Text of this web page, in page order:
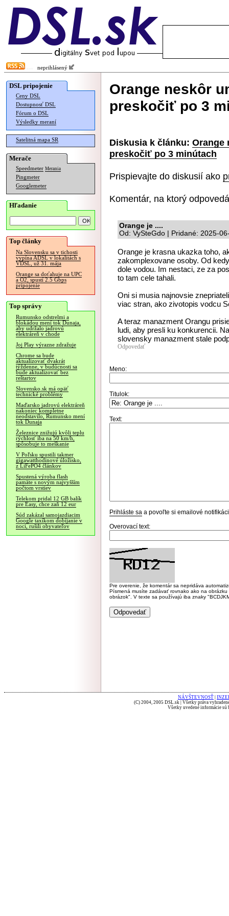
neprihlásený
DSL pripojenie
Ceny DSL
Dostupnosť DSL
Fórum o DSL
Výsledky meraní
Satelitná mapa SR
Merače
Speedmeter Merania
Pingmeter
Googlemeter
Hľadanie
Top články
Na Slovensku sa v tichosti
vypína ADSL v lokalitách s
VDSL, už 31. mája
Orange sa doťahuje na UPC
a O2, spustí 2.5 Gbps
pripojenie
Top správy
Rumunsko odstrelmi a
blokádou mení tok Dunaja,
aby udržalo jadrovú
elektráreň v chode
Joj Play výrazne zdražuje
Chrome sa bude
aktualizovať dvakrát
týždenne, v budúcnosti sa
bude aktualizovať bez
reštartov
Slovensko.sk má opäť
technické problémy
Maďarsko jadrovú elektráreň
nakoniec kompletne
neodstavilo, Rumunsko mení
tok Dunaja
Železnice znižujú kvôli teplu
rýchlosť iba na 50 km/h,
spôsobuje to meškanie
V Poľsku spustili takmer
gigawatthodinové úložisko,
z LiFePO4 článkov
Spustená výroba flash
pamäte s novým najvyšším
počtom vrstiev
Telekom pridal 12 GB balík
pre Easy, chce zaň 12 eur
Súd zakázal samojazdiacim
Google taxíkom dobíjanie v
noci, rušili obyvateľov
Orange neskôr
preskočiť po 3
Diskusia k článku: Orange
preskočiť po 3 minútach
Prispievajte do diskusií ako
Komentár, na ktorý
Orange je ....
Od: VySteGdo | Pridané: 2025-
Orange je krasna ukazka toho,
zakomplexovane osoby. Od
dole vodou. Im nestaci, ze za
to tam cele tahali.
Oni si musia najnovsie
viac stran, ako zivotopis vodcu
A teraz manazment Orangu
ludi, aby presli ku konkurencii.
slovensky manazment stale
Odpovedať
Meno:
Titulok:
Text:
Prihláste sa a povoľte si emailové
Overovací text:
Pre overenie, že komentár sa nepridáva
Písmená musíte zadávať rovnako ako na
obrázok". V texte sa používajú iba znaky
NÁVŠTEVNOSŤ
(C) 2004, 2005 DSL.sk | Všetky práva
Všetky uvedené informácie sú